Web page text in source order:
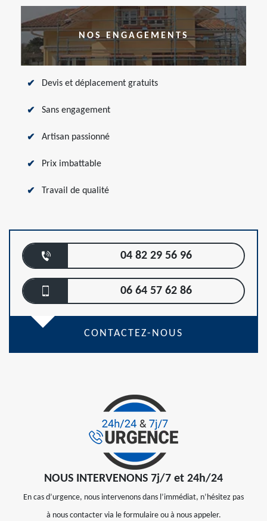
NOS ENGAGEMENTS
Devis et déplacement gratuits
Sans engagement
Artisan passionné
Prix imbattable
Travail de qualité
04 82 29 56 96
06 64 57 62 86
CONTACTEZ-NOUS
NOUS INTERVENONS 7j/7 et 24h/24
En cas d’urgence, nous intervenons dans l’immédiat, n’hésitez pas
à nous contacter via le formulaire ou à nous appeler.